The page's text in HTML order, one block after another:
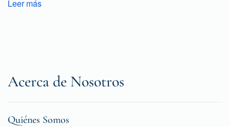
Leer más
Acerca de Nosotros
Quiénes Somos